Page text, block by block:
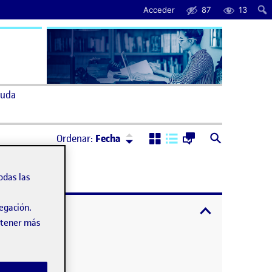
Acceder 87 13
Ordenar: Fecha Ordenar:Descendente
las
más